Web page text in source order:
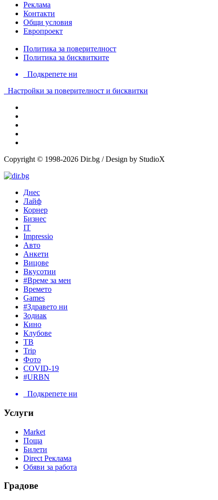
Реклама
Контакти
Общи условия
Европроект
Политика за поверителност
Политика за бисквитките
Подкрепете ни
Настройки за поверителност и бисквитки
Copyright © 1998-2026 Dir.bg / Design by StudioX
Днес
Лайф
Корнер
Бизнес
IT
Impressio
Авто
Анкети
Вицове
Вкусотии
#Време за мен
Времето
Games
#Здравето ни
Зодиак
Кино
Клубове
ТВ
Trip
Фото
COVID-19
#URBN
Подкрепете ни
Услуги
Market
Поща
Билети
Direct Реклама
Обяви за работа
Градове